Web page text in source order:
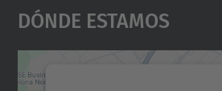
Dónde Estamos